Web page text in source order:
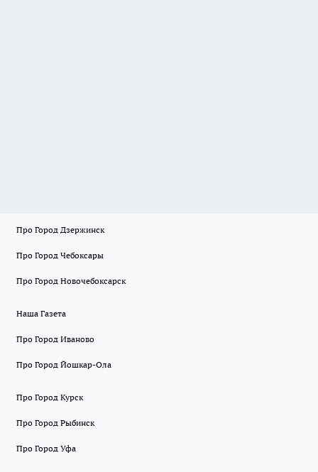
Про Город Дзержинск
Про Город Чебоксары
Про Город Новочебоксарск
Наша Газета
Про Город Иваново
Про Город Йошкар-Ола
Про Город Курск
Про Город Рыбинск
Про Город Уфа